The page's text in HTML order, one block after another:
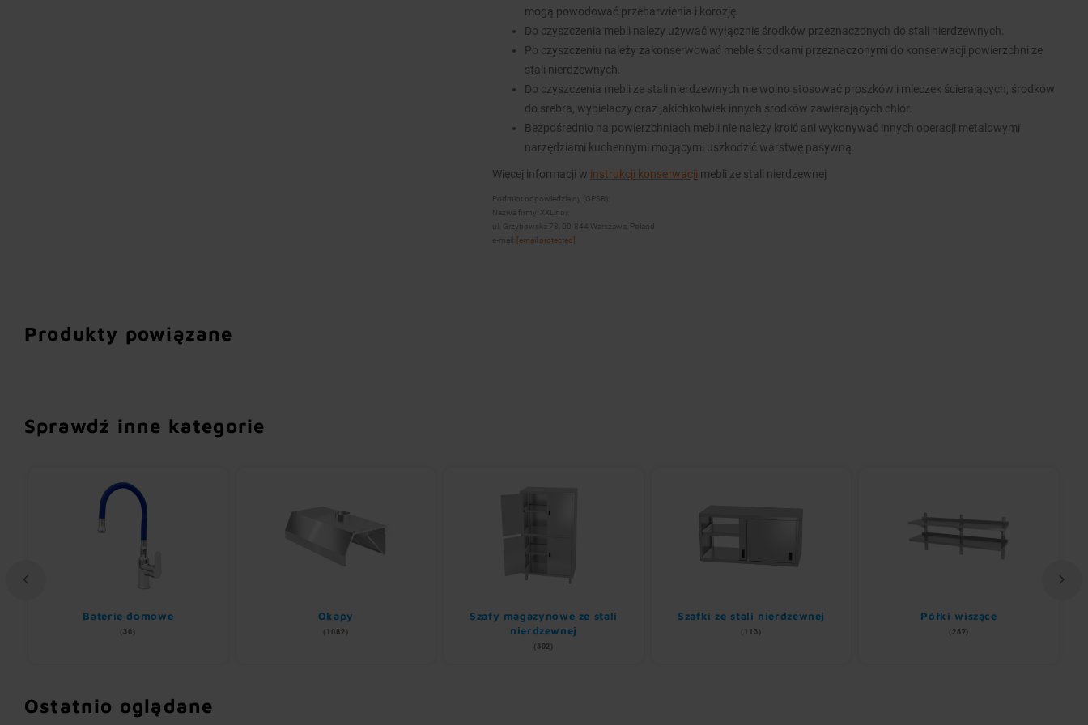
mogą powodować przebarwienia i korozję.
Do czyszczenia mebli należy używać wyłącznie środków przeznaczonych do stali nierdzewnych.
Po czyszczeniu należy zakonserwować meble środkami przeznaczonymi do konserwacji powierzchni ze
stali nierdzewnych.
Do czyszczenia mebli ze stali nierdzewnych nie wolno stosować proszków i mleczek ścierających, środków
do srebra, wybielaczy oraz jakichkolwiek innych środków zawierających chlor.
Bezpośrednio na powierzchniach mebli nie należy kroić ani wykonywać innych operacji metalowymi
narzędziami kuchennymi mogącymi uszkodzić warstwę pasywną.
Więcej informacji w instrukcji konserwacji mebli ze stali nierdzewnej
Podmiot odpowiedzialny (GPSR):
Nazwa firmy: XXLinox
ul. Grzybowska 78, 00-844 Warszawa, Poland
e-mail:
[email protected]
Produkty powiązane
Sprawdź inne kategorie
Baterie domowe
(30)
Okapy
(1082)
Szafy magazynowe ze stali
nierdzewnej
(302)
Szafki ze stali nierdzewnej
(113)
Półki wiszące
(287)
Ostatnio oglądane